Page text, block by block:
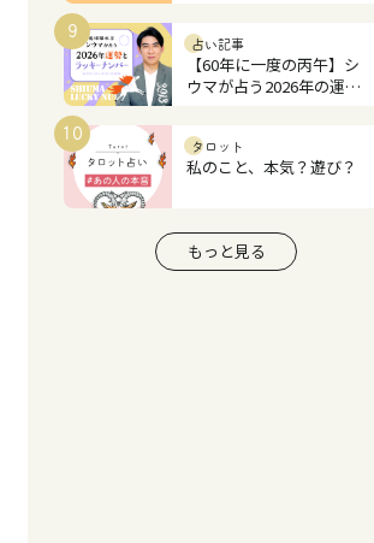
9
占い記事
【60年に一度の丙午】シ
ウマが占う2026年の運勢
10
タロット
私のこと、本気？遊び？
もっと見る